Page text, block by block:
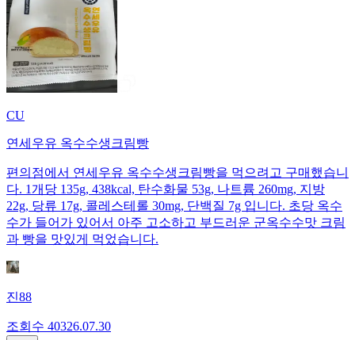
CU
연세우유 옥수수생크림빵
편의점에서 연세우유 옥수수생크림빵을 먹으려고 구매했습니
다. 1개당 135g, 438kcal, 탄수화물 53g, 나트륨 260mg, 지방
22g, 당류 17g, 콜레스테롤 30mg, 단백질 7g 입니다. 초당 옥수
수가 들어가 있어서 아주 고소하고 부드러운 군옥수수맛 크림
과 빵을 맛있게 먹었습니다.
진88
조회수 40326.07.30